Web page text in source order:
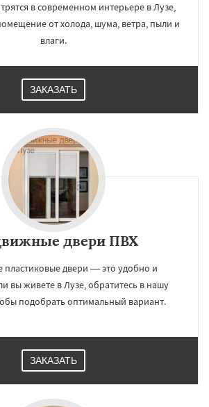
в современном интерьере в Лузе,
от холода, шума, ветра, пыли и
влаги.
ЗАКАЗАТЬ
двери ПВХ
пластиковые двери — это удобно и
вы живете в Лузе, обратитесь в нашу
подобрать оптимальный вариант.
ЗАКАЗАТЬ